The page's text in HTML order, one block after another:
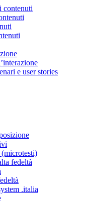
contenuti
e user stories
fedeltà
.italia